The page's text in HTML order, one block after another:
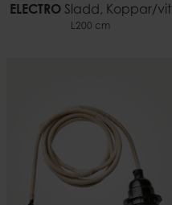
ELECTROSladd, Koppar/vit
L200 cm